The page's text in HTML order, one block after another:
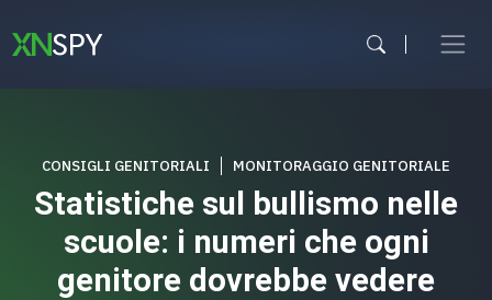
contenuto
CONSIGLI GENITORIALI MONITORAGGIO GENITORIALE
Statistiche sul bullismo nelle
scuole: i numeri che ogni
genitore dovrebbe vedere